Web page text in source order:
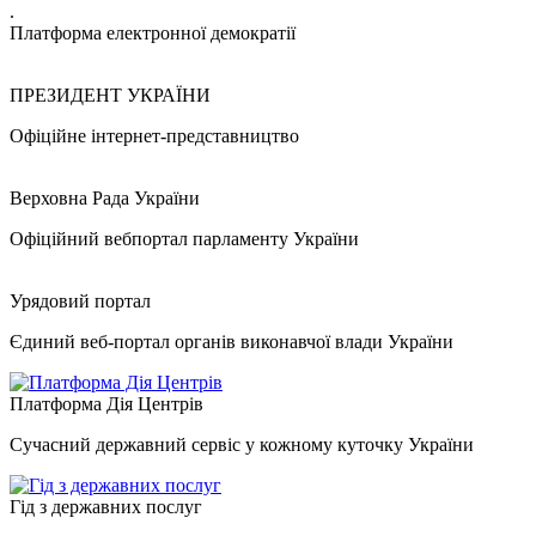
.
Платформа електронної демократії
ПРЕЗИДЕНТ УКРАЇНИ
Офіційне інтернет-представництво
Верховна Рада України
Офіційний вебпортал парламенту України
Урядовий портал
Єдиний веб-портал органів виконавчої влади України
Платформа Дія Центрів
Сучасний державний сервіс у кожному куточку України
Гід з державних послуг